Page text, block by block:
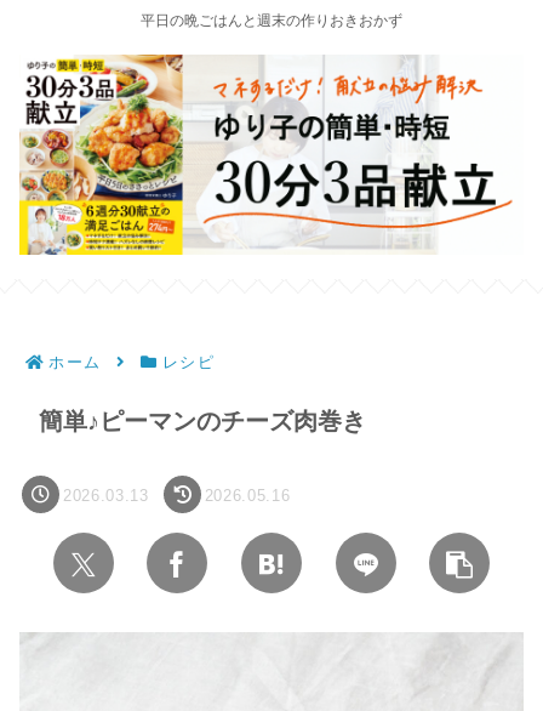
平日の晩ごはんと週末の作りおきおかず
ホーム レシピ
簡単♪ピーマンのチーズ肉巻き
2026.03.13 2026.05.16